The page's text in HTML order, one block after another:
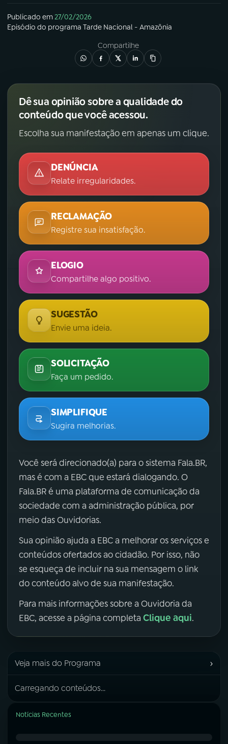
Publicado em27/02/2026
Episódio do programa Tarde Nacional - Amazônia
Compartilhe
Dê sua opinião sobre a qualidade do
conteúdo que você acessou.
Escolha sua manifestação em apenas um clique.
DENÚNCIA
Relate irregularidades.
RECLAMAÇÃO
Registre sua insatisfação.
ELOGIO
Compartilhe algo positivo.
SUGESTÃO
Envie uma ideia.
SOLICITAÇÃO
Faça um pedido.
SIMPLIFIQUE
Sugira melhorias.
Você será direcionado(a) para o sistema Fala.BR,
mas é com a EBC que estará dialogando. O
Fala.BR é uma plataforma de comunicação da
sociedade com a administração pública, por
meio das Ouvidorias.
Sua opinião ajuda a EBC a melhorar os serviços e
conteúdos ofertados ao cidadão. Por isso, não
se esqueça de incluir na sua mensagem o link
do conteúdo alvo de sua manifestação.
Para mais informações sobre a Ouvidoria da
EBC, acesse a página completa Clique aqui.
Veja mais do Programa ›
Carregando conteúdos...
Notícias Recentes